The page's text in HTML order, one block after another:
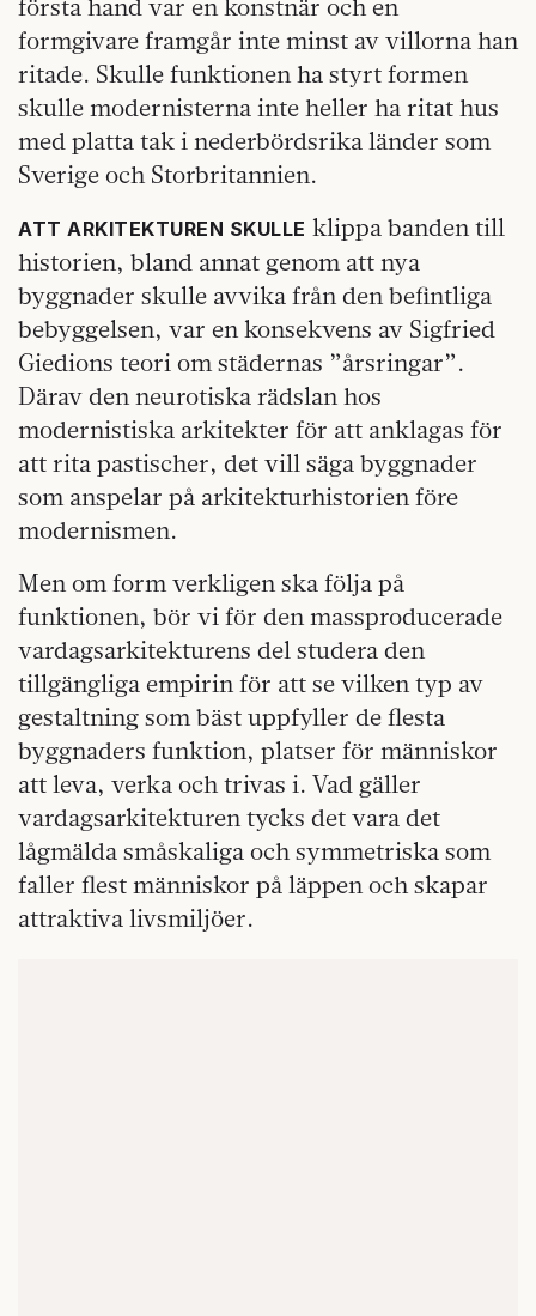
första hand var en konstnär och en
formgivare framgår inte minst av villorna han
ritade. Skulle funktionen ha styrt formen
skulle modernisterna inte heller ha ritat hus
med platta tak i nederbördsrika länder som
Sverige och Storbritannien.
ATT ARKITEKTUREN SKULLE klippa banden till
historien, bland annat genom att nya
byggnader skulle avvika från den befintliga
bebyggelsen, var en konsekvens av Sigfried
Giedions teori om städernas ”årsringar”.
Därav den neurotiska rädslan hos
modernistiska arkitekter för att anklagas för
att rita pastischer, det vill säga byggnader
som anspelar på arkitekturhistorien före
modernismen.
Men om form verkligen ska följa på
funktionen, bör vi för den massproducerade
vardagsarkitekturens del studera den
tillgängliga empirin för att se vilken typ av
gestaltning som bäst uppfyller de flesta
byggnaders funktion, platser för människor
att leva, verka och trivas i. Vad gäller
vardagsarkitekturen tycks det vara det
lågmälda småskaliga och symmetriska som
faller flest människor på läppen och skapar
attraktiva livsmiljöer.